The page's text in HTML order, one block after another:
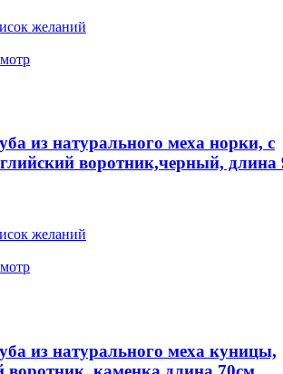
желаний
из натурального меха норки, с
воротник,черный, длина
желаний
из натурального меха куницы,